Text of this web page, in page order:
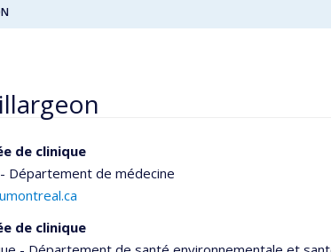
de clinique
Département de médecine
de clinique